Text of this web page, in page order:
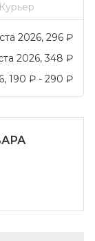
Курьер
2026 296 ₽
2026 348 ₽
190 ₽ - 290 ₽